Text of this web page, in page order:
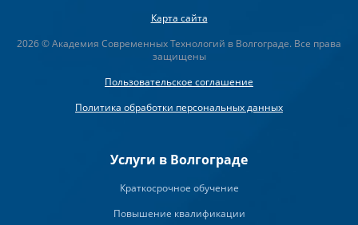
Карта сайта
2026 © Академия Современных Технологий в Волгограде. Все права
защищены
Пользовательское соглашение
Политика обработки персональных данных
Услуги в Волгограде
Краткосрочное обучение
Повышение квалификации